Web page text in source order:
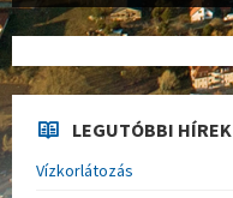
LEGUTÓBBI HÍREK
Vízkorlátozás